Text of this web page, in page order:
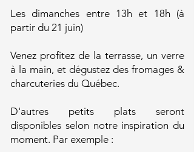
Les dimanches entre 13h et 18h (à
partir du 21 juin)
Venez profitez de la terrasse, un verre
à la main, et dégustez des fromages &
charcuteries du Québec.
D'autres petits plats seront
disponibles selon notre inspiration du
moment. Par exemple :